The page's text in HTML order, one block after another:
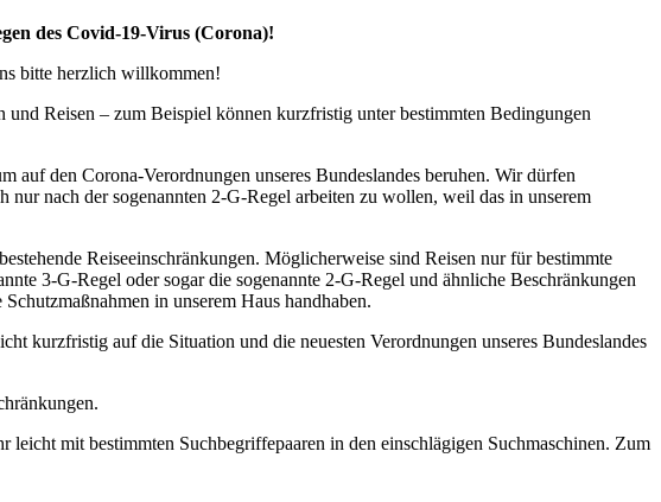
des Covid-19-Virus (Corona)!
bitte herzlich willkommen!
Reisen – zum Beispiel können kurzfristig unter bestimmten Bedingungen
auf den Corona-Verordnungen unseres Bundeslandes beruhen. Wir dürfen
nur nach der sogenannten 2-G-Regel arbeiten zu wollen, weil das in unserem
Reiseeinschränkungen. Möglicherweise sind Reisen nur für bestimmte
3-G-Regel oder sogar die sogenannte 2-G-Regel und ähnliche Beschränkungen
in unserem Haus handhaben.
kurzfristig auf die Situation und die neuesten Verordnungen unseres Bundeslandes
mit bestimmten Suchbegriffepaaren in den einschlägigen Suchmaschinen. Zum